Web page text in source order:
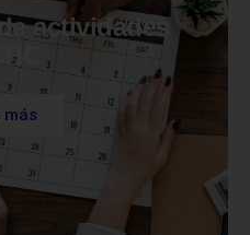
actividades
más